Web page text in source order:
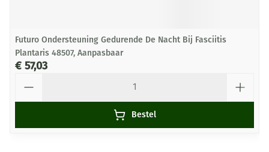
Futuro Ondersteuning Gedurende De Nacht Bij Fasciitis
Plantaris 48507, Aanpasbaar
€ 57,03
Bestel